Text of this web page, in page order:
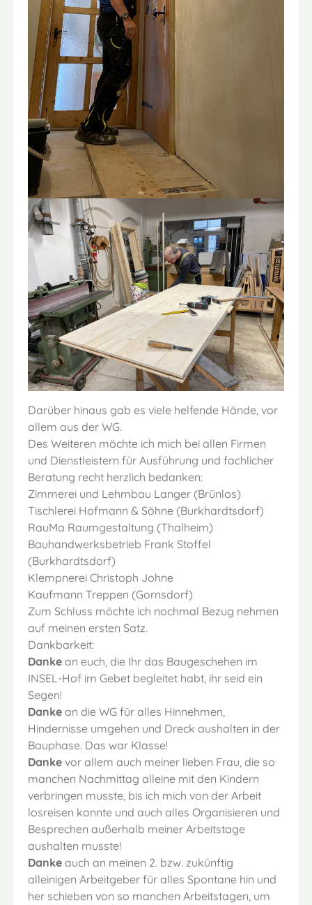
Darüber hinaus gab es viele helfende Hände, vor
allem aus der WG.
Des Weiteren möchte ich mich bei allen Firmen
und Dienstleistern für Ausführung und fachlicher
Beratung recht herzlich bedanken:
Zimmerei und Lehmbau Langer (Brünlos)
Tischlerei Hofmann & Söhne (Burkhardtsdorf)
RauMa Raumgestaltung (Thalheim)
Bauhandwerksbetrieb Frank Stoffel
(Burkhardtsdorf)
Klempnerei Christoph Johne
Kaufmann Treppen (Gornsdorf)
Zum Schluss möchte ich nochmal Bezug nehmen
auf meinen ersten Satz.
Dankbarkeit:
Danke an euch, die Ihr das Baugeschehen im
INSEL-Hof im Gebet begleitet habt, ihr seid ein
Segen!
Danke an die WG für alles Hinnehmen,
Hindernisse umgehen und Dreck aushalten in der
Bauphase. Das war Klasse!
Danke vor allem auch meiner lieben Frau, die so
manchen Nachmittag alleine mit den Kindern
verbringen musste, bis ich mich von der Arbeit
losreisen konnte und auch alles Organisieren und
Besprechen außerhalb meiner Arbeitstage
aushalten musste!
Danke auch an meinen 2. bzw. zukünftig
alleinigen Arbeitgeber für alles Spontane hin und
her schieben von so manchen Arbeitstagen, um